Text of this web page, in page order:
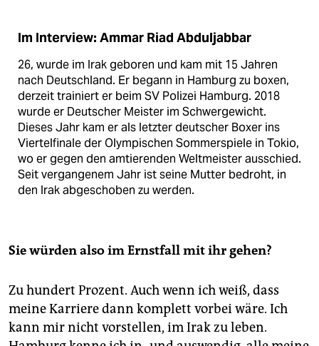
Im Interview: Ammar Riad Abduljabbar
26, wurde im Irak geboren und kam mit 15 Jahren
nach Deutschland. Er begann in Hamburg zu boxen,
derzeit trainiert er beim SV Polizei Hamburg. 2018
wurde er Deutscher Meister im Schwergewicht.
Dieses Jahr kam er als letzter deutscher Boxer ins
Viertelfinale der Olympischen Sommerspiele in Tokio,
wo er gegen den amtierenden Weltmeister ausschied.
Seit vergangenem Jahr ist seine Mutter bedroht, in
den Irak abgeschoben zu werden.
Sie würden also im Ernstfall mit ihr gehen?
Zu hundert Prozent. Auch wenn ich weiß, dass
meine Karriere dann komplett vorbei wäre. Ich
kann mir nicht vorstellen, im Irak zu leben.